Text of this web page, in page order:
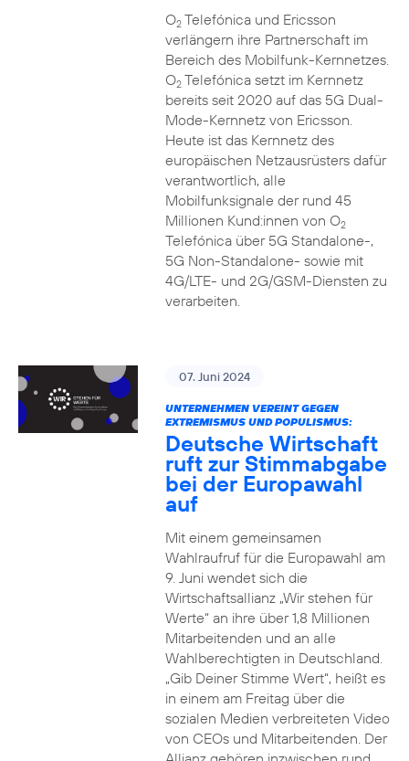
O2Telefónica und Ericsson
verlängern ihre Partnerschaft im
Bereich des Mobilfunk-Kernnetzes.
O2Telefónica setzt im Kernnetz
bereits seit 2020 auf das 5G Dual-
Mode-Kernnetz von Ericsson.
Heute ist das Kernnetz des
europäischen Netzausrüsters dafür
verantwortlich, alle
Mobilfunksignale der rund 45
Millionen Kund:innen von O2
Telefónica über 5G Standalone-,
5G Non-Standalone- sowie mit
4G/LTE- und 2G/GSM-Diensten zu
verarbeiten.
07. Juni 2024
UNTERNEHMEN VEREINT GEGEN
EXTREMISMUS UND POPULISMUS:
Deutsche Wirtschaft
ruft zur Stimmabgabe
bei der Europawahl
auf
Mit einem gemeinsamen
Wahlraufruf für die Europawahl am
9. Juni wendet sich die
Wirtschaftsallianz „Wir stehen für
Werte“ an ihre über 1,8 Millionen
Mitarbeitenden und an alle
Wahlberechtigten in Deutschland.
„Gib Deiner Stimme Wert“, heißt es
in einem am Freitag über die
sozialen Medien verbreiteten Video
von CEOs und Mitarbeitenden. Der